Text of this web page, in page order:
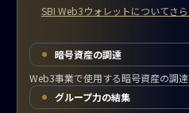
SBI Web3ウォレットについてさ
暗号資産の調達
Web3事業で使用する暗号資産の調達
グループ力の結集